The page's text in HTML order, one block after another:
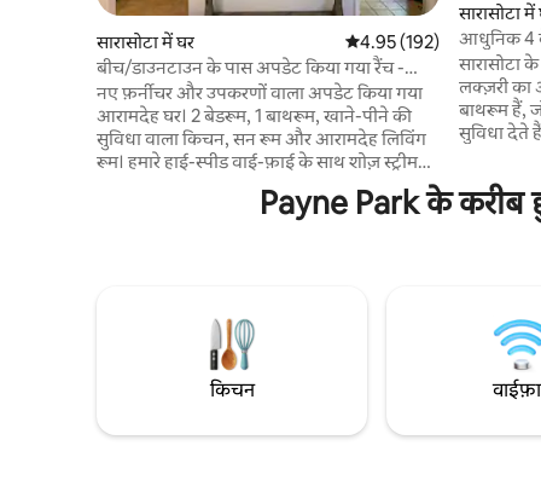
सारासोटा में घर औसत रेटिंग 5 में से 4.95, 192
4.95 (192)
बीच/डाउनटाउन के पास अपडेट किया गया रैंच -
पालतू जीवों के लिए अनुकूल
नए फ़र्नीचर और उपकरणों वाला अपडेट किया गया
आरामदेह घर। 2 बेडरूम, 1 बाथरूम, खाने-पीने की
सुविधा वाला किचन, सन रूम और आरामदेह लिविंग
रूम। हमारे हाई-स्पीड वाई-फ़ाई के साथ शोज़ स्ट्रीम
करें या वर्चुअल रूप से काम करें। लिडो या सिएस्टा की
बीचों का मज़ा लेने के लिए दी गई बीच की कुर्सियों,
बैकयार्ड में सुकून का एहसास पाएँ। आस-पास मौजूद
कई गोल्फ़ कोर्स का मज़ा लें या एड स्मिथ स्टेडियम में
ओरियोल्स की स्प्रिंग ट्रेनिंग देखें
सारासोटा में
आधुनिक 4
सारासोटा
लक्ज़री का
बाथरूम हैं,
सुविधा देते
सुकूनदायक
लिडो बीच
जहाँ
इंतज़ार कर
00265
Payne Park के करीब
किचन